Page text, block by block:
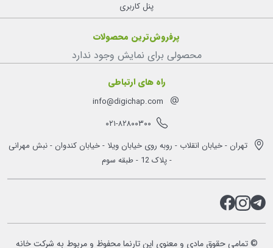
پنل کاربری
پرفروش‌ترین محصولات
محصولی برای نمایش وجود ندارد
راه های ارتباطی
info@digichap.com
۰۲۱-۸۲۸۰۰۳۰۰
تهران - خیابان انقلاب - روبه روی خیابان ویلا - خیابان کندوان - نبش مهرانی
- پلاک 12 - طبقه سوم
© تمامی حقوق مادی و معنوی این تارنما محفوظ و مربوط به شرکت خانه